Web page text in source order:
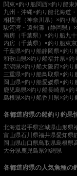
関東×釣り船関西×釣り船東
九州・沖縄×釣り船北海道
相模湾（神奈川県）×釣り船
駿河湾・遠州灘（静岡県）
南房（千葉県）×釣り船九
内房（千葉県）×釣り船東
千葉県×釣り船静岡県×釣り
和歌山県×釣り船福井県×釣
新潟県×釣り船大阪府×釣り
三重県×釣り船鳥取県×釣り
岡山県×釣り船愛媛県×釣り
鹿児島県×釣り船長崎県×釣
島根県×釣り船香川県×釣り
各都道府県の船釣り釣果
北海道岩手県宮城県山形県
富山県石川県福井県愛知県
岡山県山口県鳥取県島根県
大分県鹿児島県沖縄県
各都道府県の人気魚種の